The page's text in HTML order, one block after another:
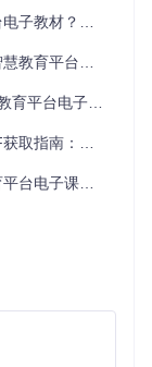
电子课本，进
。
网址（可同时
你可以在默认
全攻略来了
析工具全攻略
课本下载全攻略
高效下载全攻略
析工具全攻略